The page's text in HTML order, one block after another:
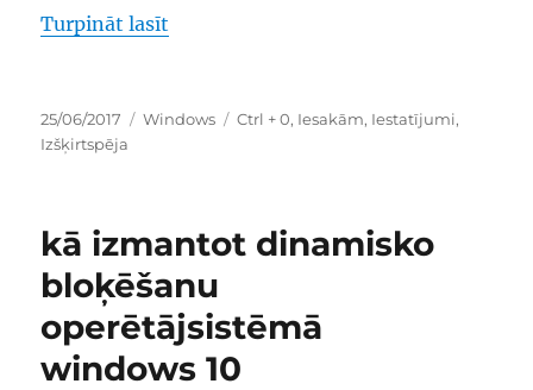
Turpināt lasīt
Publicēts
25/06/2017 Kategorijas
Windows Birkas
Ctrl + 0, Iesakām, Iestatījumi,
Izšķirtspēja
kā izmantot dinamisko
bloķēšanu
operētājsistēmā
windows 10